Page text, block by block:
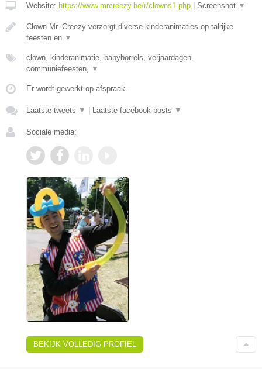
Website: https://www.mrcreezy.be/r/clowns1.php Screenshot ▼
Clown Mr. Creezy verzorgt diverse kinderanimaties op talrijke
feesten en ▼
clown, kinderanimatie, babyborrels, verjaardagen,
communiefeesten, ▼
Er wordt gewerkt op afspraak.
Laatste tweets ▼ Laatste facebook posts ▼
Sociale media:
BEKIJK VOLLEDIG PROFIEL